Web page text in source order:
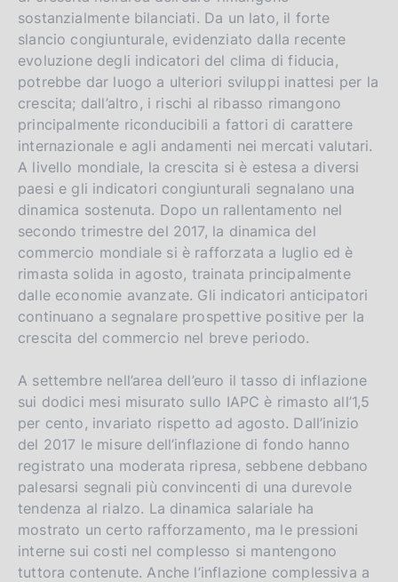
i
o
n
sostanzialmente bilanciati. Da un lato, il forte
slancio congiunturale, evidenziato dalla recente
evoluzione degli indicatori del clima di fiducia,
potrebbe dar luogo a ulteriori sviluppi inattesi per la
crescita; dall’altro, i rischi al ribasso rimangono
principalmente riconducibili a fattori di carattere
internazionale e agli andamenti nei mercati valutari.
A livello mondiale, la crescita si è estesa a diversi
paesi e gli indicatori congiunturali segnalano una
dinamica sostenuta. Dopo un rallentamento nel
secondo trimestre del 2017, la dinamica del
commercio mondiale si è rafforzata a luglio ed è
rimasta solida in agosto, trainata principalmente
dalle economie avanzate. Gli indicatori anticipatori
continuano a segnalare prospettive positive per la
crescita del commercio nel breve periodo.
A settembre nell’area dell’euro il tasso di inflazione
sui dodici mesi misurato sullo IAPC è rimasto all’1,5
per cento, invariato rispetto ad agosto. Dall’inizio
del 2017 le misure dell’inflazione di fondo hanno
registrato una moderata ripresa, sebbene debbano
palesarsi segnali più convincenti di una durevole
tendenza al rialzo. La dinamica salariale ha
mostrato un certo rafforzamento, ma le pressioni
interne sui costi nel complesso si mantengono
tuttora contenute. Anche l’inflazione complessiva a